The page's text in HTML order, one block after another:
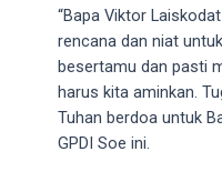
embed“Bapa Viktor
rencana dan niat
besertamu dan pasti
harus kita aminkan.
Tuhan berdoa untuk
GPDI Soe ini.